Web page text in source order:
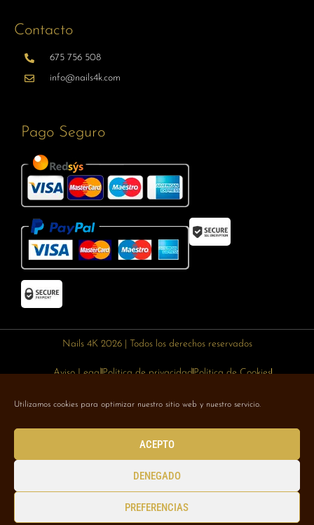
Utilizamos cookies para optimizar nuestro sitio web y nuestro servicio.
ACEPTO
DENEGADO
PREFERENCIAS
Contacto
675 756 508
info@nails4k.com
Pago Seguro
Nails 4K 2026 | Todos los derechos reservados
Aviso LegalPolítica de privacidadPolítica de Cookies